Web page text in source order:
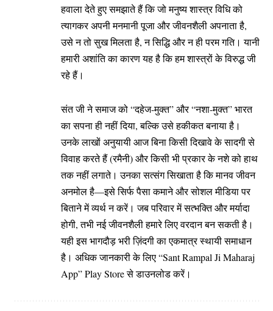
हवाला देते हुए समझाते हैं कि जो मनुष्य शास्त्र विधि को
त्यागकर अपनी मनमानी पूजा और जीवनशैली अपनाता है,
उसे न तो सुख मिलता है, न सिद्धि और न ही परम गति। यानी
हमारी अशांति का कारण यह है कि हम शास्त्रों के विरुद्ध जी
रहे हैं।
संत जी ने समाज को “दहेज-मुक्त” और “नशा-मुक्त” भारत
का सपना ही नहीं दिया, बल्कि उसे हकीकत बनाया है।
उनके लाखों अनुयायी आज बिना किसी दिखावे के सादगी से
विवाह करते हैं (रमैनी) और किसी भी प्रकार के नशे को हाथ
तक नहीं लगाते। उनका सत्संग सिखाता है कि मानव जीवन
अनमोल है—इसे सिर्फ पैसा कमाने और सोशल मीडिया पर
बिताने में व्यर्थ न करें। जब परिवार में सत्भक्ति और मर्यादा
होगी, तभी नई जीवनशैली हमारे लिए वरदान बन सकती है।
यही इस भागदौड़ भरी ज़िंदगी का एकमात्र स्थायी समाधान
है। अधिक जानकारी के लिए “Sant Rampal Ji Maharaj
App” Play Store से डाउनलोड करें।